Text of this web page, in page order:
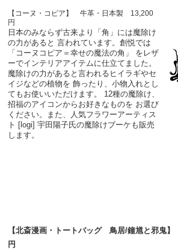
【コーヌ・コピア】 牛革・日本製 13,200
円
日本のみならず古来より「角」には魔除け
の力があると 言われています。創悦では
「コーヌコピア＝幸せの魔法の角」 をレザ
ーでインテリアアイテムに仕立てました。
魔除けの力があると言われるヒイラギやセ
イジなどの植物を 飾ったり、小物入れとし
てもお使いいただけます。 12種の魔除け、
招福のアイコンからお好きなものを お選び
ください。また、人気フラワーアーティス
ト [logi] 宇田陽子氏の魔除けブーケも販売
します。
【北斎漫画・トートバッグ 鳥居/鐘馗と邪鬼
円